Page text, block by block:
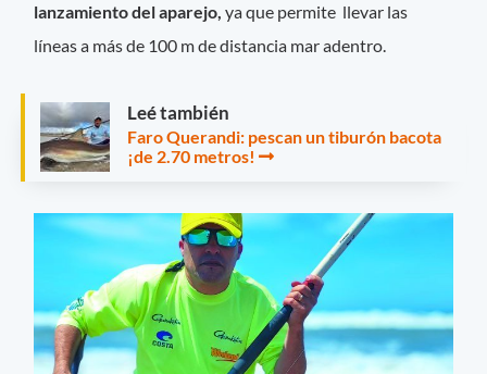
lanzamiento del aparejo,ya que permite llevar las
líneas a más de 100 m de distancia mar adentro.
Leé también
Faro Querandi: pescan un tiburón bacota
¡de 2.70 metros!